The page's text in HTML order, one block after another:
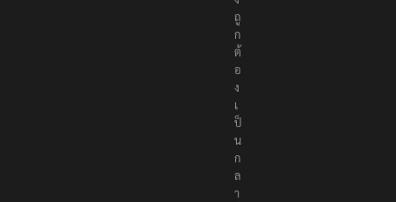
ถู
ก
ต้
อ
ง
เ
ป็
น
ก
ล
า